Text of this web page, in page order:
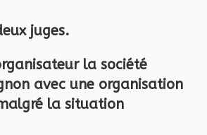
juges.
la société
avec une organisation
la situation